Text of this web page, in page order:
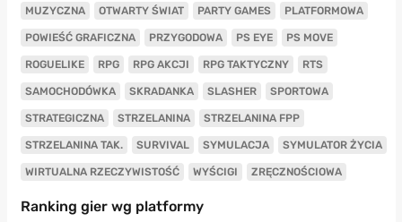
MUZYCZNA OTWARTY ŚWIAT PARTY GAMES PLATFORMOWA
POWIEŚĆ GRAFICZNA PRZYGODOWA PS EYE PS MOVE
ROGUELIKE RPG RPG AKCJI RPG TAKTYCZNY RTS
SAMOCHODÓWKA SKRADANKA SLASHER SPORTOWA
STRATEGICZNA STRZELANINA STRZELANINA FPP
STRZELANINA TAK. SURVIVAL SYMULACJA SYMULATOR ŻYCIA
WIRTUALNA RZECZYWISTOŚĆ WYŚCIGI ZRĘCZNOŚCIOWA
Ranking gier wg platformy